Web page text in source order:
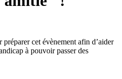
cet évènement afin d’aider
à pouvoir passer des